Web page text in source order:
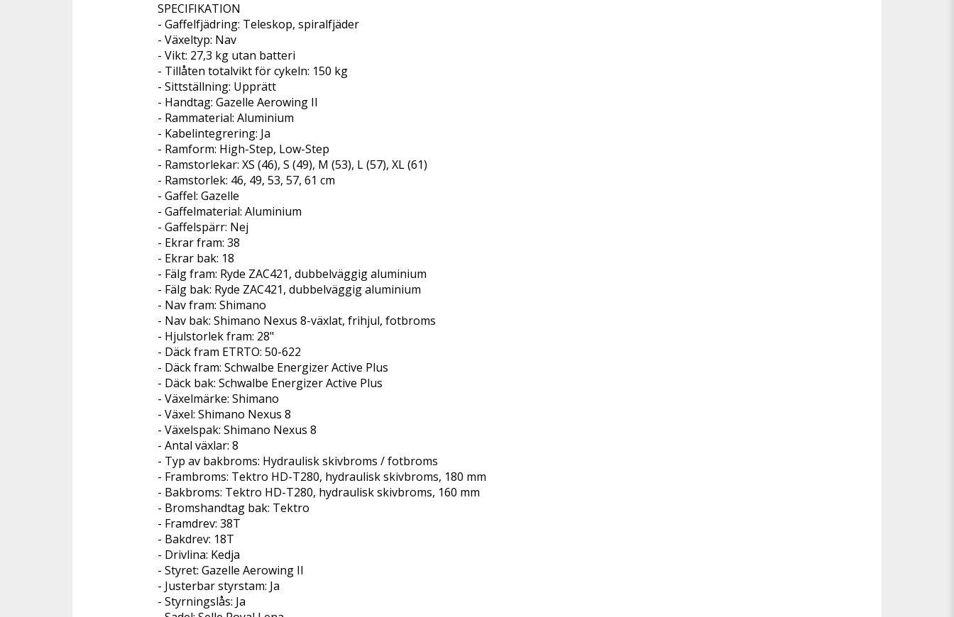
SPECIFIKATION
- Gaffelfjädring: Teleskop, spiralfjäder
- Växeltyp: Nav
- Vikt: 27,3 kg utan batteri
- Tillåten totalvikt för cykeln: 150 kg
- Sittställning: Upprätt
- Handtag: Gazelle Aerowing II
- Rammaterial: Aluminium
- Kabelintegrering: Ja
- Ramform: High-Step, Low-Step
- Ramstorlekar: XS (46), S (49), M (53), L (57), XL (61)
- Ramstorlek: 46, 49, 53, 57, 61 cm
- Gaffel: Gazelle
- Gaffelmaterial: Aluminium
- Gaffelspärr: Nej
- Ekrar fram: 38
- Ekrar bak: 18
- Fälg fram: Ryde ZAC421, dubbelväggig aluminium
- Fälg bak: Ryde ZAC421, dubbelväggig aluminium
- Nav fram: Shimano
- Nav bak: Shimano Nexus 8-växlat, frihjul, fotbroms
- Hjulstorlek fram: 28"
- Däck fram ETRTO: 50-622
- Däck fram: Schwalbe Energizer Active Plus
- Däck bak: Schwalbe Energizer Active Plus
- Växelmärke: Shimano
- Växel: Shimano Nexus 8
- Växelspak: Shimano Nexus 8
- Antal växlar: 8
- Typ av bakbroms: Hydraulisk skivbroms / fotbroms
- Frambroms: Tektro HD-T280, hydraulisk skivbroms, 180 mm
- Bakbroms: Tektro HD-T280, hydraulisk skivbroms, 160 mm
- Bromshandtag bak: Tektro
- Framdrev: 38T
- Bakdrev: 18T
- Drivlina: Kedja
- Styret: Gazelle Aerowing II
- Justerbar styrstam: Ja
- Styrningslås: Ja